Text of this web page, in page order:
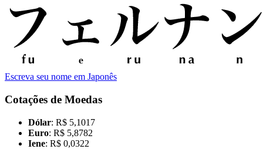
Escreva seu nome em Japonês
Cotações de Moedas
Dólar: R$ 5,1017
Euro: R$ 5,8782
Iene: R$ 0,0322